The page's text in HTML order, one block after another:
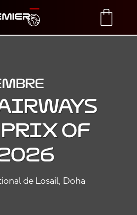
TRANSLATE
OF
2026
de Losail, Doha